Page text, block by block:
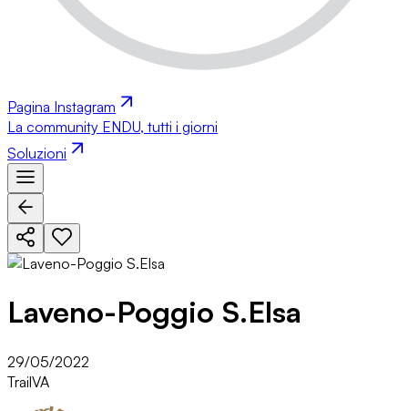
Pagina Instagram
La community ENDU, tutti i giorni
Soluzioni
Laveno-Poggio S.Elsa
29/05/2022
TrailVA